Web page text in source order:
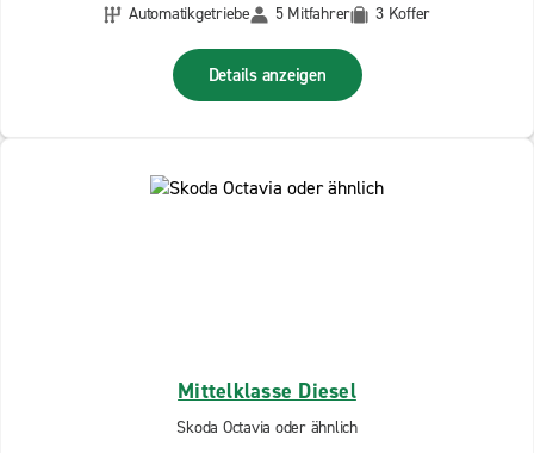
Automatikgetriebe
5 Mitfahrer 3 Koffer
Details anzeigen
Mittelklasse Diesel
Skoda Octavia oder ähnlich